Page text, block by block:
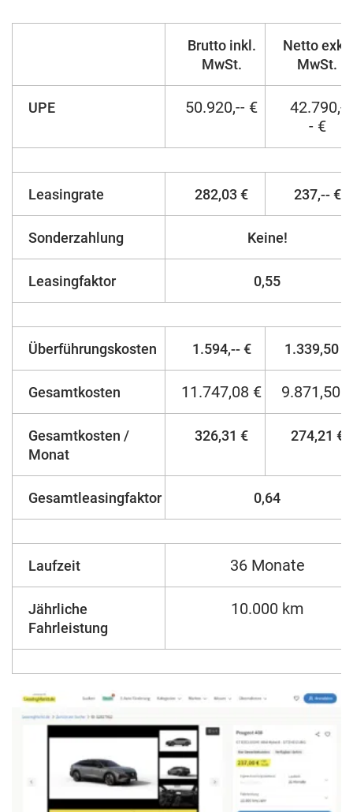
Brutto inkl.
MwSt.
Netto exkl.
MwSt.
UPE 50.920,-- €
42.790,-
- €
Leasingrate 282,03 € 237,-- €
Sonderzahlung Keine!
Leasingfaktor 0,55
Überführungskosten 1.594,-- € 1.339,50 €
Gesamtkosten 11.747,08 € 9.871,50 €
Gesamtkosten /
Monat
326,31 € 274,21 €
Gesamtleasingfaktor 0,64
Laufzeit 36 Monate
Jährliche
Fahrleistung
10.000 km